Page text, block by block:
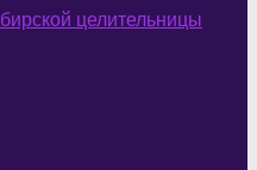
целительницы